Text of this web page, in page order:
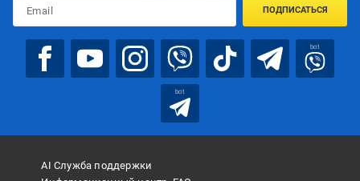
ПОДПИСАТЬСЯ
bot
bot
AI Служба поддержки